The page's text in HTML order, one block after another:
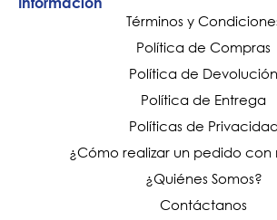
Términos y
Política de Compras
Política de Devolución
Política de Entrega
Políticas de
¿Cómo realizar un pedido con
¿Quiénes Somos?
Contáctanos